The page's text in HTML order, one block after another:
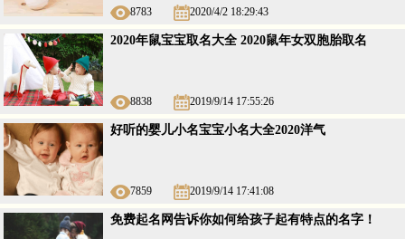
8783 2020/4/2 18:29:43
2020年鼠宝宝取名大全 2020鼠年女双胞胎取名
8838 2019/9/14 17:55:26
好听的婴儿小名宝宝小名大全2020洋气
7859 2019/9/14 17:41:08
免费起名网告诉你如何给孩子起有特点的名字！